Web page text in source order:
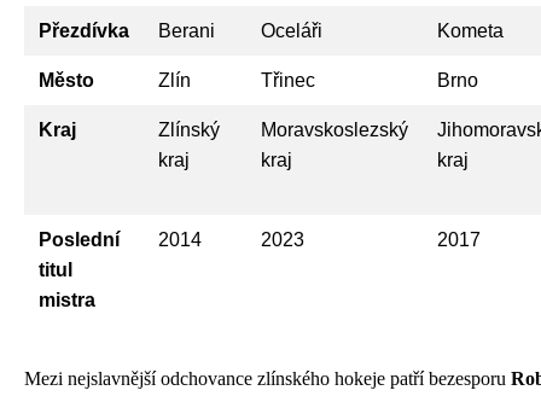
Přezdívka Berani Oceláři Kometa
Město Zlín Třinec Brno
Kraj
Zlínský
kraj
Moravskoslezský
kraj
kraj
Poslední
titul
mistra
2014 2023 2017
Mezi nejslavnější odchovance zlínského hokeje patří bezesporu